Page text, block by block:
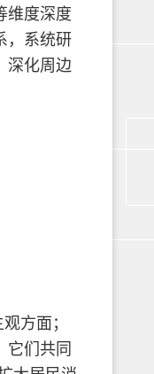
维度深度
，系统研
深化周边
方面；
它们共同